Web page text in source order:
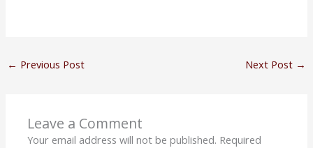
← Previous Post Next Post →
Leave a Comment
Your email address will not be published. Required